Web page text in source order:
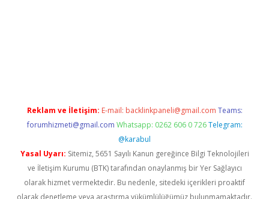
Reklam ve İletişim: E-mail: backlinkpaneli@gmail.com Teams:
forumhizmeti@gmail.com Whatsapp: 0262 606 0 726 Telegram:
@karabul
Yasal Uyarı: Sitemiz, 5651 Sayılı Kanun gereğince Bilgi Teknolojileri
ve İletişim Kurumu (BTK) tarafından onaylanmış bir Yer Sağlayıcı
olarak hizmet vermektedir. Bu nedenle, sitedeki içerikleri proaktif
olarak denetleme veya araştırma yükümlülüğümüz bulunmamaktadır.